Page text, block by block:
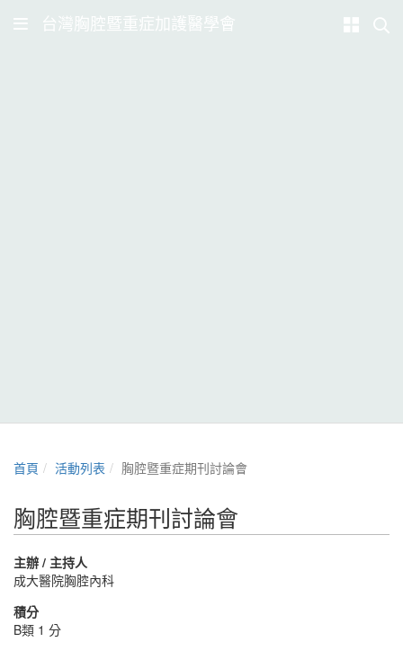
台灣胸腔暨重症加護醫學會
首頁 活動列表 胸腔暨重症期刊討論會
胸腔暨重症期刊討論會
主辦 / 主持人
成大醫院胸腔內科
積分
B類 1 分